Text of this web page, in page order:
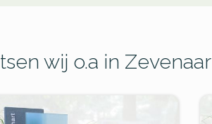
wij o.a in Zevenaar